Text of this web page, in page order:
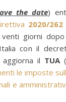
the date)
2020/262
giorni
con il
il TUA (
le imposte
e